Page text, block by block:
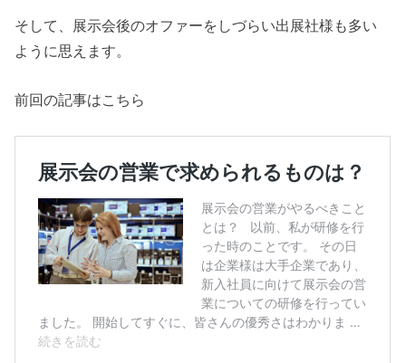
そして、展示会後のオファーをしづらい出展社様も多い
ように思えます。
前回の記事はこちら